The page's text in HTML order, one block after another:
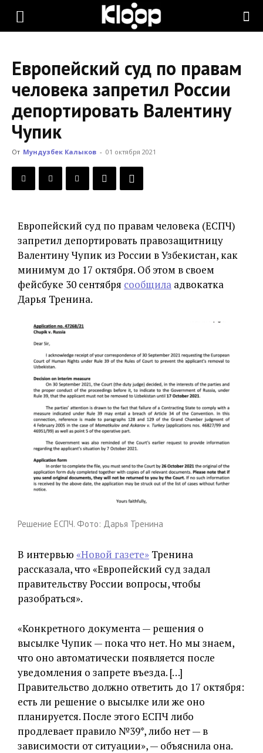
KLOOP.KG
Новости
Кыргызстана
Европейский суд по правам
человека запретил России
депортировать Валентину
Чупик
От Мундузбек Калыков - 01 октября 2021
Европейский суд по правам человека (ЕСПЧ)
запретил депортировать правозащитницу
Валентину Чупик из России в Узбекистан, как
минимум до 17 октября. Об этом в своем
фейсбуке 30 сентября сообщила адвокатка
Дарья Тренина.
Решение ЕСПЧ. Фото: Дарья Тренина
В интервью «Новой газете» Тренина
рассказала, что «Европейский суд задал
правительству России вопросы, чтобы
разобраться».
«Конкретного документа — решения о
высылке Чупик — пока что нет. Но мы знаем,
что оно автоматически появляется после
уведомления о запрете въезда. […]
Правительство должно ответить до 17 октября:
есть ли решение о высылке или же оно
планируется. После этого ЕСПЧ либо
продлевает правило №39*, либо нет — в
зависимости от ситуации», — объяснила она.